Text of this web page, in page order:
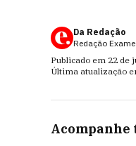
Da Redação
Redação Exame
Publicado em 22 de
Última atualização
Acompanhe